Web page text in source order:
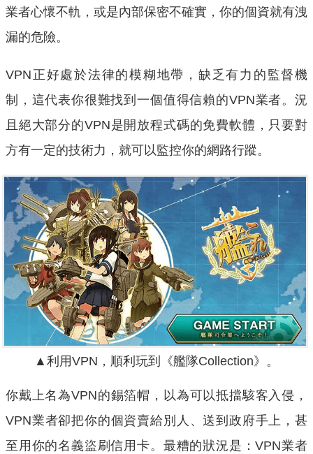
業者心懷不軌，或是內部保密不確實，你的個資就有洩
漏的危險。
VPN正好處於法律的模糊地帶，缺乏有力的監督機
制，這代表你很難找到一個值得信賴的VPN業者。況
且絕大部分的VPN是開放程式碼的免費軟體，只要對
方有一定的技術力，就可以監控你的網路行蹤。
▲利用VPN，順利玩到《艦隊Collection》。
你戴上名為VPN的錫箔帽，以為可以抵擋駭客入侵，
VPN業者卻把你的個資賣給別人、送到政府手上，甚
至用你的名義盜刷信用卡。最糟的狀況是：VPN業者